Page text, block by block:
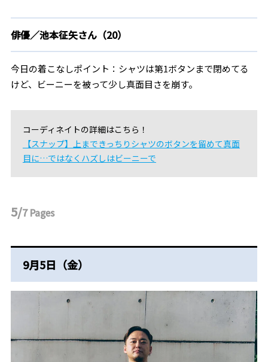
俳優／池本征矢さん（20）
今日の着こなしポイント：シャツは第1ボタンまで閉めてる
けど、ビーニーを被って少し真面目さを崩す。
コーディネイトの詳細はこちら！
【スナップ】上まできっちりシャツのボタンを留めて真面
目に…ではなくハズしはビーニーで
5/7Pages
9月5日（金）